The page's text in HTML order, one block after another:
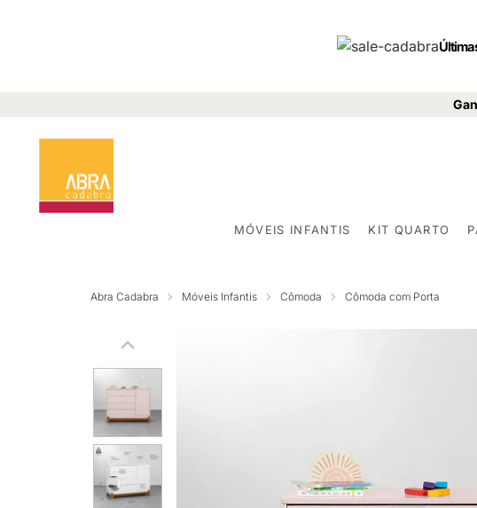
MÓVEIS INFANTIS KIT QUARTO
Abra Cadabra Móveis Infantis Cômoda Cômoda com Porta